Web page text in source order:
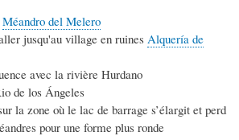
Méandro del Melero
jusqu'au village en ruines Alquería de
avec la rivière Hurdano
de los Ángeles
la zone où le lac de barrage s’élargit et perd
pour une forme plus ronde